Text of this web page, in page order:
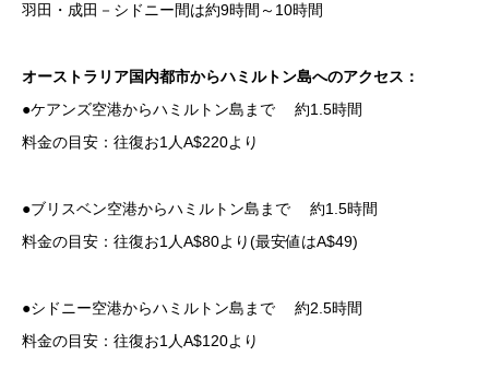
羽田・成田－シドニー間は約9時間～10時間
オーストラリア国内都市からハミルトン島へのアクセス：
●ケアンズ空港からハミルトン島まで 約1.5時間
料金の目安：往復お1人A$220より
●ブリスベン空港からハミルトン島まで 約1.5時間
料金の目安：往復お1人A$80より(最安値はA$49)
●シドニー空港からハミルトン島まで 約2.5時間
料金の目安：往復お1人A$120より